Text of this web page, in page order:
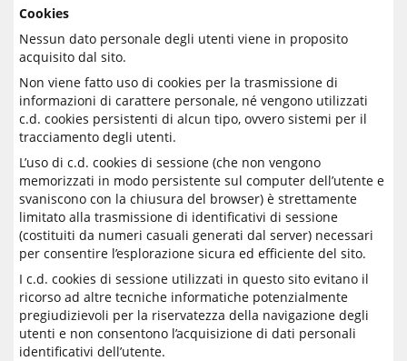
Cookies
Nessun dato personale degli utenti viene in proposito
acquisito dal sito.
Non viene fatto uso di cookies per la trasmissione di
informazioni di carattere personale, né vengono utilizzati
c.d. cookies persistenti di alcun tipo, ovvero sistemi per il
tracciamento degli utenti.
L’uso di c.d. cookies di sessione (che non vengono
memorizzati in modo persistente sul computer dell’utente e
svaniscono con la chiusura del browser) è strettamente
limitato alla trasmissione di identificativi di sessione
(costituiti da numeri casuali generati dal server) necessari
per consentire l’esplorazione sicura ed efficiente del sito.
I c.d. cookies di sessione utilizzati in questo sito evitano il
ricorso ad altre tecniche informatiche potenzialmente
pregiudizievoli per la riservatezza della navigazione degli
utenti e non consentono l’acquisizione di dati personali
identificativi dell’utente.